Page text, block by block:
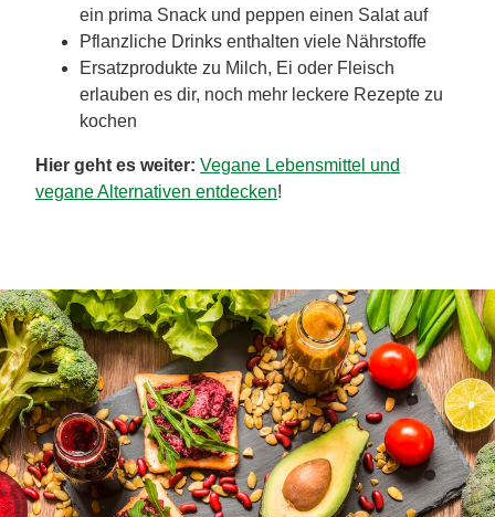
ein prima Snack und peppen einen Salat auf
Pflanzliche Drinks enthalten viele Nährstoffe
Ersatzprodukte zu Milch, Ei oder Fleisch
erlauben es dir, noch mehr leckere Rezepte zu
kochen
Hier geht es weiter: Vegane Lebensmittel und
vegane Alternativen entdecken!